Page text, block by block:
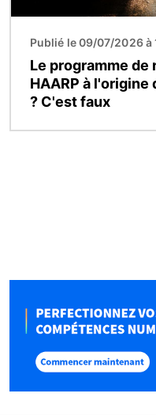
Publié le 09/07/2026 à
Le programme
HAARP à l'origine
? C'est faux